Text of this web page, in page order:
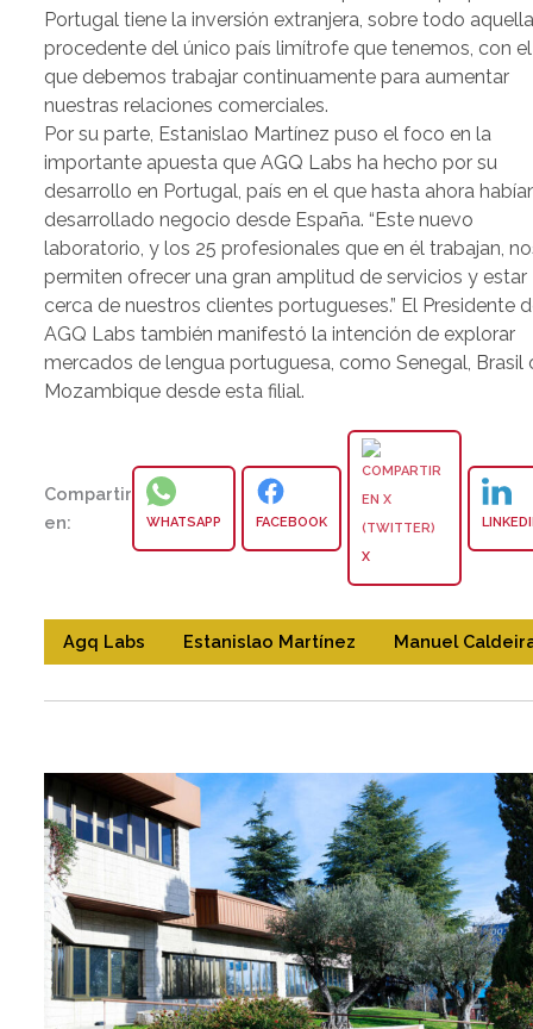
Portugal tiene la inversión extranjera, sobre todo
procedente del único país limítrofe que tenemos, con el
que debemos trabajar continuamente para aumentar
nuestras relaciones comerciales.
Por su parte, Estanislao Martínez puso el foco en la
importante apuesta que AGQ Labs ha hecho por su
desarrollo en Portugal, país en el que hasta ahora
desarrollado negocio desde España. “Este nuevo
laboratorio, y los 25 profesionales que en él trabajan,
permiten ofrecer una gran amplitud de servicios y estar
cerca de nuestros clientes portugueses.” El Presidente
AGQ Labs también manifestó la intención de explorar
mercados de lengua portuguesa, como Senegal, Brasil
Mozambique desde esta filial.
Compartir
en:
WHATSAPP FACEBOOK
X
Agq Labs Estanislao Martínez Manuel